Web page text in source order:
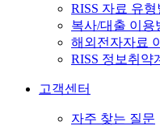
RISS 자료 유
복사/대출 이용
해외전자자료
RISS 정보취약
고객센터
자주 찾는 질문